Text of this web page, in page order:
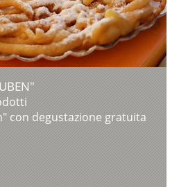
con degustazione gratuita